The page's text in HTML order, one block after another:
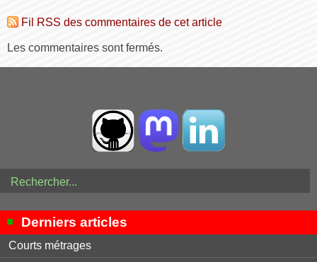
Fil RSS des commentaires de cet article
Les commentaires sont fermés.
Derniers articles
Courts métrages